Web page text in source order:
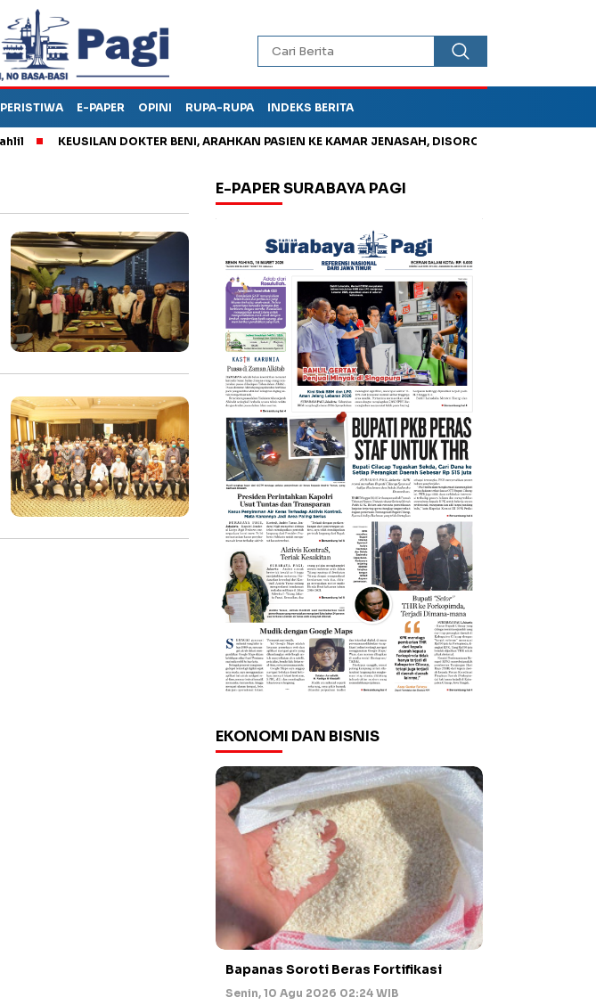
PERISTIWA E-PAPER OPINI RUPA-RUPA INDEKS BERITA
KEUSILAN DOKTER BENI, ARAHKAN PASIEN KE KAMAR JENASAH, DISOROT
E-PAPER SURABAYA PAGI
EKONOMI DAN BISNIS
Bapanas Soroti Beras Fortifikasi
Senin, 10 Agu 2026 02:24 WIB